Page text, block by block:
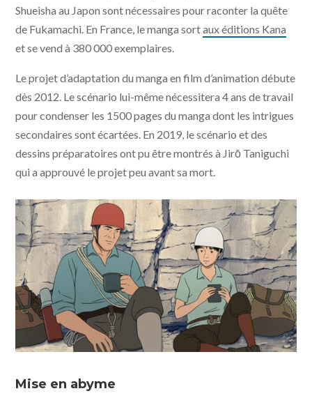
Cinéma
Shueisha au Japon sont nécessaires pour raconter la quête
de Fukamachi. En France, le manga sortaux éditions Kana
et se vend à 380 000 exemplaires.
Le projet d’adaptation du manga en film d’animation débute
dès 2012. Le scénario lui-même nécessitera 4 ans de travail
pour condenser les 1500 pages du manga dont les intrigues
secondaires sont écartées. En 2019, le scénario et des
dessins préparatoires ont pu être montrés à Jirō Taniguchi
qui a approuvé le projet peu avant sa mort.
/ Mélusine Productions / France 3 Cinéma / AuRA
Mise en abyme